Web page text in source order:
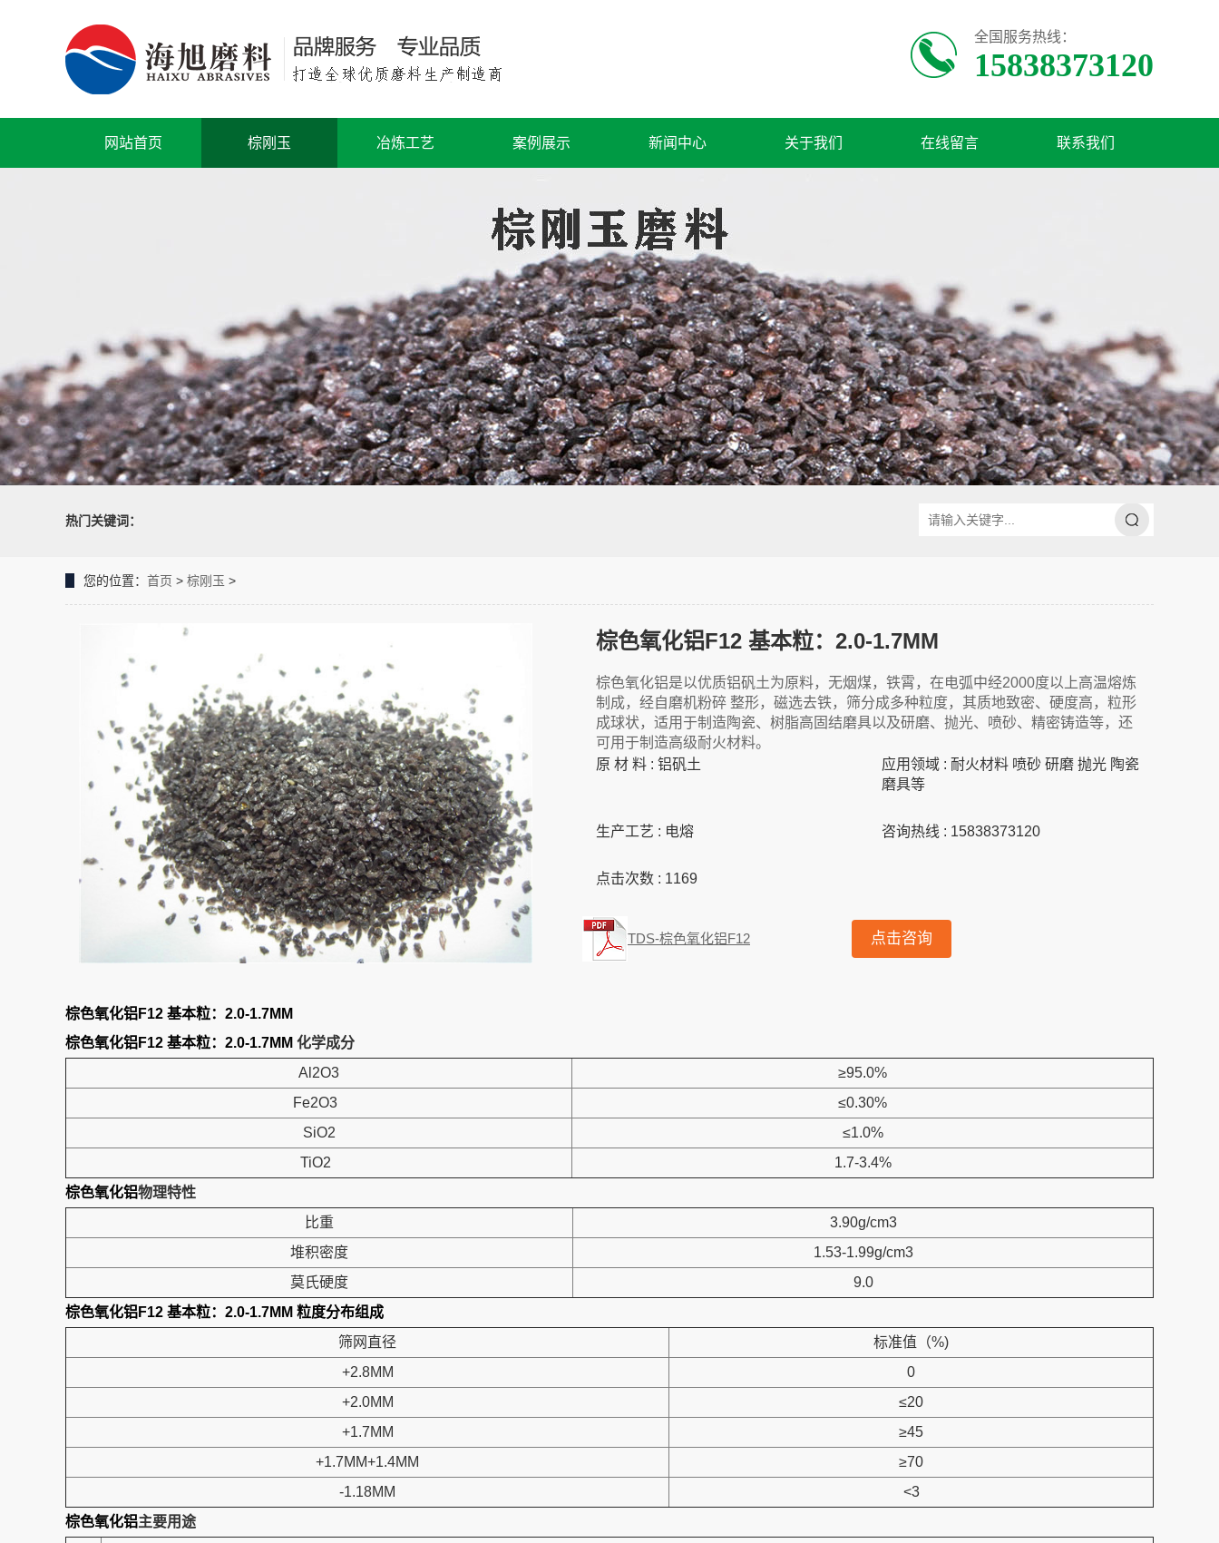
全国服务热线：
15838373120
网站首页 棕刚玉 冶炼工艺 案例展示 新闻中心 关于我们 在线留言 联系我们
热门关键词：
您的位置： 首页 > 棕刚玉 >
棕色氧化铝F12 基本粒：2.0-1.7MM
棕色氧化铝是以优质铝矾土为原料，无烟煤，铁霄，在电弧中经2000度以上高温熔炼
制成，经自磨机粉碎 整形，磁选去铁，筛分成多种粒度，其质地致密、硬度高，粒形
成球状，适用于制造陶瓷、树脂高固结磨具以及研磨、抛光、喷砂、精密铸造等，还
可用于制造高级耐火材料。
原 材 料 : 铝矾土
应用领域 : 耐火材料 喷砂 研磨 抛光 陶瓷
磨具等
生产工艺 : 电熔 咨询热线 : 15838373120
点击次数 : 1169
TDS-棕色氧化铝F12 点击咨询
棕色氧化铝F12 基本粒：2.0-1.7MM
棕色氧化铝F12 基本粒：2.0-1.7MM 化学成分
Al2O3
≥95.0%
Fe2O3
≤0.30%
SiO2
≤1.0%
TiO2
1.7-3.4%
棕色氧化铝物理特性
比重
3.90g/cm3
堆积密度
1.53-1.99g/cm3
莫氏硬度
9.0
棕色氧化铝F12 基本粒：2.0-1.7MM 粒度分布组成
筛网直径
标准值（%)
+2.8MM
0
+2.0MM
≤20
+1.7MM
≥45
+1.7MM+1.4MM
≥70
-1.18MM
<3
棕色氧化铝主要用途